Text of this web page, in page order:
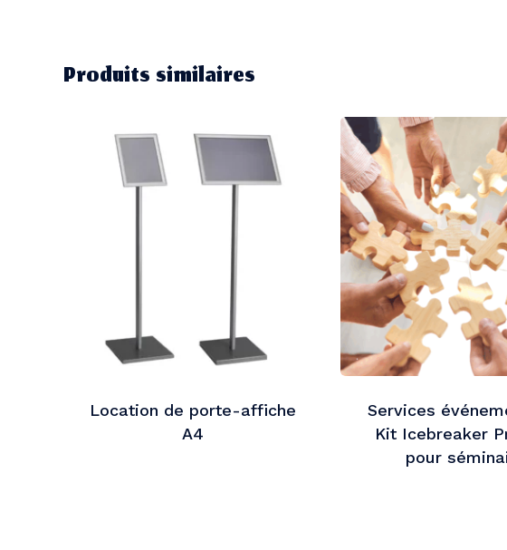
Produits similaires
Location de porte-affiche
A4
Services
Kit Icebreaker
pour